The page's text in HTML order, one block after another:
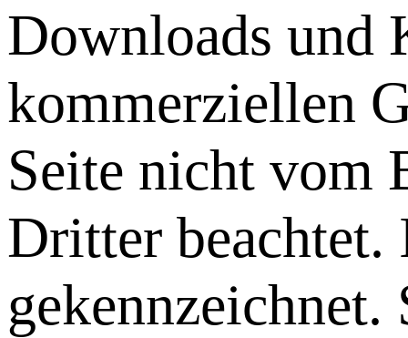
Downloads und
kommerziellen
Seite nicht vom
Dritter beachtet.